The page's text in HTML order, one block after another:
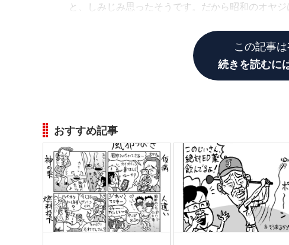
と、しみじみ思ったそうです。だから昭和のオヤジ
この記事
続きを読むに
おすすめ記事